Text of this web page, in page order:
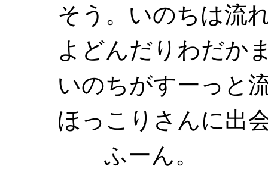
そう。いのちは流
よどんだりわだか
いのちがすーっと
ほっこりさんに出
ふーん。